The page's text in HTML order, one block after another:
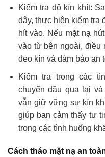
Kiểm tra độ kín khít:
dây, thực hiện kiểm tra
hít vào. Nếu mặt nạ
vào từ bên ngoài, điều
đeo kín và đảm bảo an
Kiểm tra trong các
chuyển đầu qua lại
vẫn giữ vững sự kín
giúp bạn cảm thấy tự
trong các tình huống
Cách tháo mặt nạ an